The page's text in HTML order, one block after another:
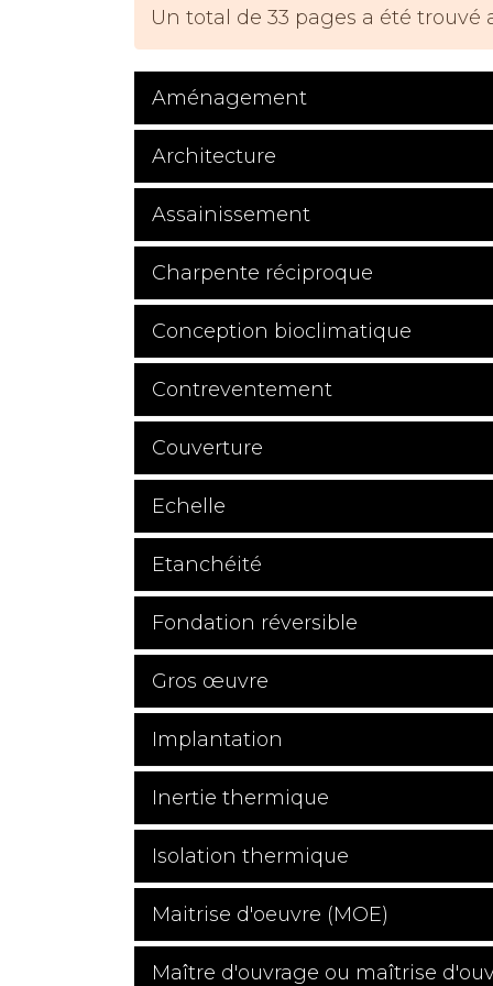
Un total de 33 pages a été trouvé
Aménagement
Architecture
Assainissement
Charpente réciproque
Conception bioclimatique
Contreventement
Couverture
Echelle
Etanchéité
Fondation réversible
Gros œuvre
Implantation
Inertie thermique
Isolation thermique
Maitrise d'oeuvre (MOE)
Maître d'ouvrage ou maîtrise